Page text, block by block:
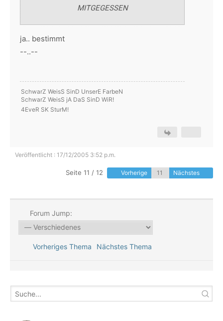
MITGEGESSEN
ja.. bestimmt
--..--
SchwarZ WeisS SinD UnserE FarbeN
SchwarZ WeisS jA DaS SinD WiR!
4EveR SK SturM!
Veröffentlicht : 17/12/2005 3:52 p.m.
Seite 11 / 12 Vorherige Nächstes
Forum Jump:
Vorheriges Thema Nächstes Thema